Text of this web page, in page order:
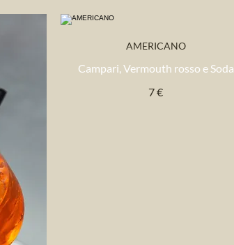
AMERICANO
Campari, Vermouth rosso e Soda
7 €